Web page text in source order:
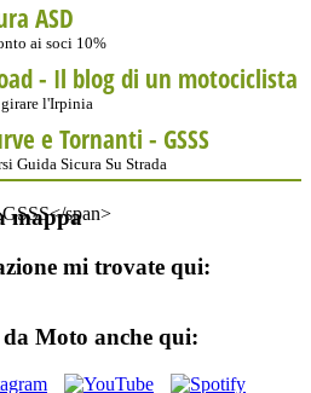
ASD
ai soci 10%
- Il blog di un motociclista
l'Irpinia
e Tornanti - GSSS
Guida Sicura Su Strada
mappa
mi trovate qui:
Moto anche qui: